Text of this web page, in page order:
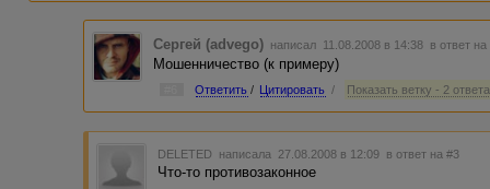
Сергей (advego) написал 11.08.2008 в 14:38 в ответ на
Мошенничество (к примеру)
Ответить / Цитировать / Показать ветку - 2 ответа
DELETED написала 27.08.2008 в 12:09 в ответ на #3
Что-то противозаконное